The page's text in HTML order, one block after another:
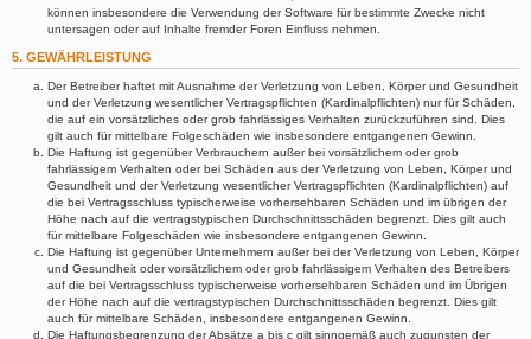
können insbesondere die Verwendung der Software für bestimmte Zwecke nicht
untersagen oder auf Inhalte fremder Foren Einfluss nehmen.
5. GEWÄHRLEISTUNG
Der Betreiber haftet mit Ausnahme der Verletzung von Leben, Körper und Gesundheit
und der Verletzung wesentlicher Vertragspflichten (Kardinalpflichten) nur für Schäden,
die auf ein vorsätzliches oder grob fahrlässiges Verhalten zurückzuführen sind. Dies
gilt auch für mittelbare Folgeschäden wie insbesondere entgangenen Gewinn.
Die Haftung ist gegenüber Verbrauchern außer bei vorsätzlichem oder grob
fahrlässigem Verhalten oder bei Schäden aus der Verletzung von Leben, Körper und
Gesundheit und der Verletzung wesentlicher Vertragspflichten (Kardinalpflichten) auf
die bei Vertragsschluss typischerweise vorhersehbaren Schäden und im übrigen der
Höhe nach auf die vertragstypischen Durchschnittsschäden begrenzt. Dies gilt auch
für mittelbare Folgeschäden wie insbesondere entgangenen Gewinn.
Die Haftung ist gegenüber Unternehmern außer bei der Verletzung von Leben, Körper
und Gesundheit oder vorsätzlichem oder grob fahrlässigem Verhalten des Betreibers
auf die bei Vertragsschluss typischerweise vorhersehbaren Schäden und im Übrigen
der Höhe nach auf die vertragstypischen Durchschnittsschäden begrenzt. Dies gilt
auch für mittelbare Schäden, insbesondere entgangenen Gewinn.
Die Haftungsbegrenzung der Absätze a bis c gilt sinngemäß auch zugunsten der